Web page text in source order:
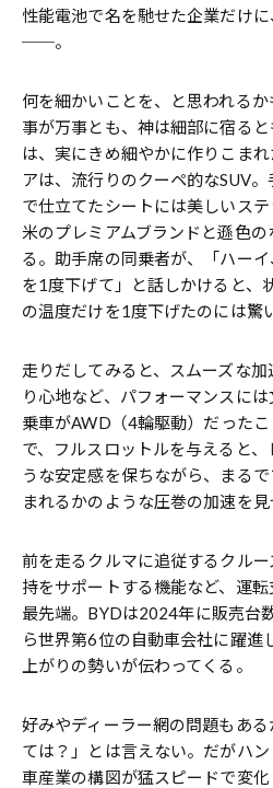
性能電池で名を馳せた企業だけ
──。
何を細かいことを、と思われる
事が万事とも、神は細部に宿る
は、実にきめ細やかに作りこま
アは、流行りのクーペ的なSUV
で仕立てたシートには美しいス
米のプレミアムブランドと遜色
る。助手席の同乗者が、「ハー
を1度下げて」と話しかけると、
の温度だけを1度下げたのには驚
走りだしてみると、スムーズな
り心地など、パフォーマンスに
乗車がAWD（4輪駆動）だった
で、フルスロットルを与えると
うな安定感を保ちながら、まる
まれるかのような圧巻の加速を見
前を走るクルマに追従するクル
持をサポートする機能など、運
最先端。BYDは2024年に販売台
ら世界第6位の自動車会社に躍進
上がりの勢いが伝わってくる。
好みやディーラー網の問題もあ
ては？」とは言えない。だがハ
車産業の構図が猛スピードで変化